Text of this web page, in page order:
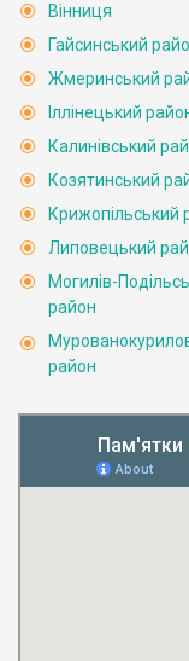
Вінниця
Гайсинський
Жмеринський
Іллінецький
Калинівський
Козятинський
Крижопільський
Липовецький
Могилів-
район
район